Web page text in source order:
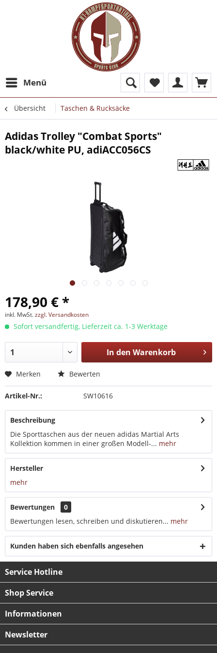
Menü
Übersicht Taschen & Rucksäcke
Adidas Trolley "Combat Sports"
black/white PU, adiACC056CS
178,90 € *
inkl. MwSt.zzgl. Versandkosten
Sofort versandfertig, Lieferzeit ca. 1-3 Werktage
In den Warenkorb
Merken Bewerten
Artikel-Nr.: SW10616
Beschreibung
Die Sporttaschen aus der neuen adidas Martial Arts
Kollektion kommen in einer großen Modell-... mehr
Hersteller
mehr
Bewertungen
0
Bewertungen lesen, schreiben und diskutieren... mehr
Kunden haben sich ebenfalls angesehen
Service Hotline
Shop Service
Informationen
Newsletter